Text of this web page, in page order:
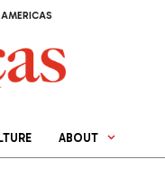
ABOUT